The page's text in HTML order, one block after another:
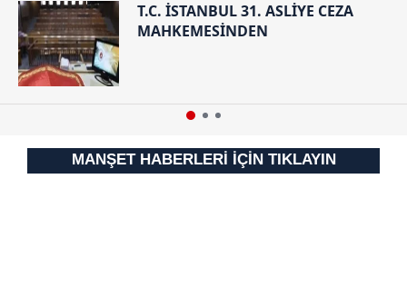
T.C. İSTANBUL 31. ASLİYE CEZA
MAHKEMESİNDEN
MANŞET HABERLERİ İÇİN TIKLAYIN